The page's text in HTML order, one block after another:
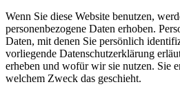
Wenn Sie diese Website benutzen,
personenbezogene Daten erhoben.
Daten, mit denen Sie persönlich
vorliegende Datenschutzerklärung
erheben und wofür wir sie nutzen. Sie
welchem Zweck das geschieht.